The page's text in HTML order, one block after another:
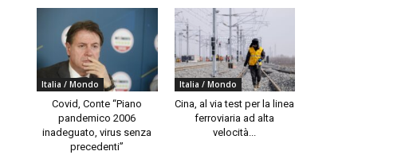
Italia / Mondo
Covid, Conte “Piano
pandemico 2006
inadeguato, virus senza
precedenti”
Italia / Mondo
Cina, al via test per la linea
ferroviaria ad alta
velocità...